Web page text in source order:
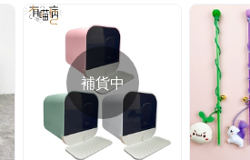
補貨中